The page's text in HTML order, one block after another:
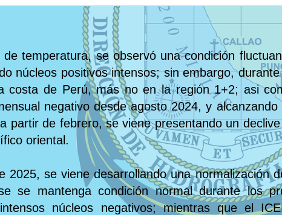
temperatura, se observó una condición
núcleos positivos intensos; sin embargo,
costa de Perú, más no en la región 1+2; asi
negativo desde agosto 2024, y
partir de febrero, se viene presentando un
oriental.
2025, se viene desarrollando una normalización
se mantenga condición normal durante los
núcleos negativos; mientras que el